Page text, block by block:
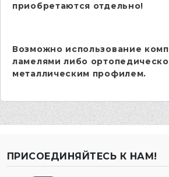
приобретаются отдельно!
Возможно использование
ламелями либо
металлическим профилем.
ПРИСОЕДИНЯЙТЕСЬ К НАМ!